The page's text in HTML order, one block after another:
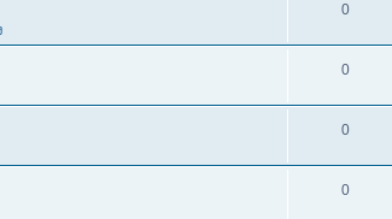
0
0
0
0